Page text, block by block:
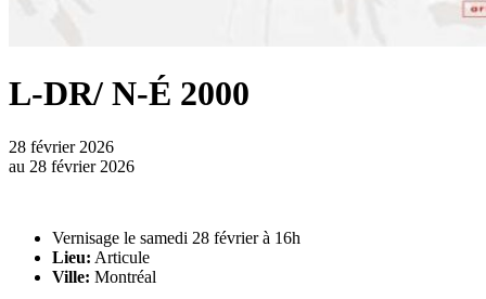
L-DR/ N-É 2000
28 février 2026
au 28 février 2026
Vernisage le samedi 28 février à 16h
Lieu: Articule
Ville: Montréal